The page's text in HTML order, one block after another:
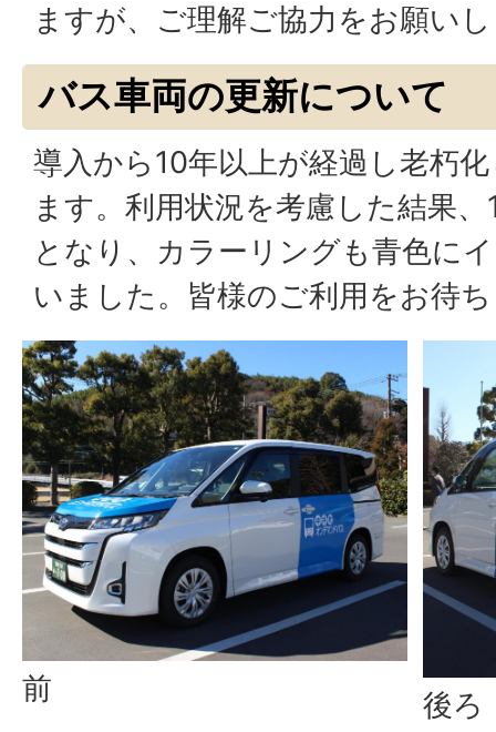
ますが、ご理解ご協力をお願い
バス車両の更新について
導入から10年以上が経過し老朽
ます。利用状況を考慮した結果
となり、カラーリングも青色に
いました。皆様のご利用をお待
前 後ろ